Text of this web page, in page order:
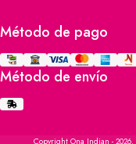
Método de pago
Método de envío
Copyright Ona Indian -